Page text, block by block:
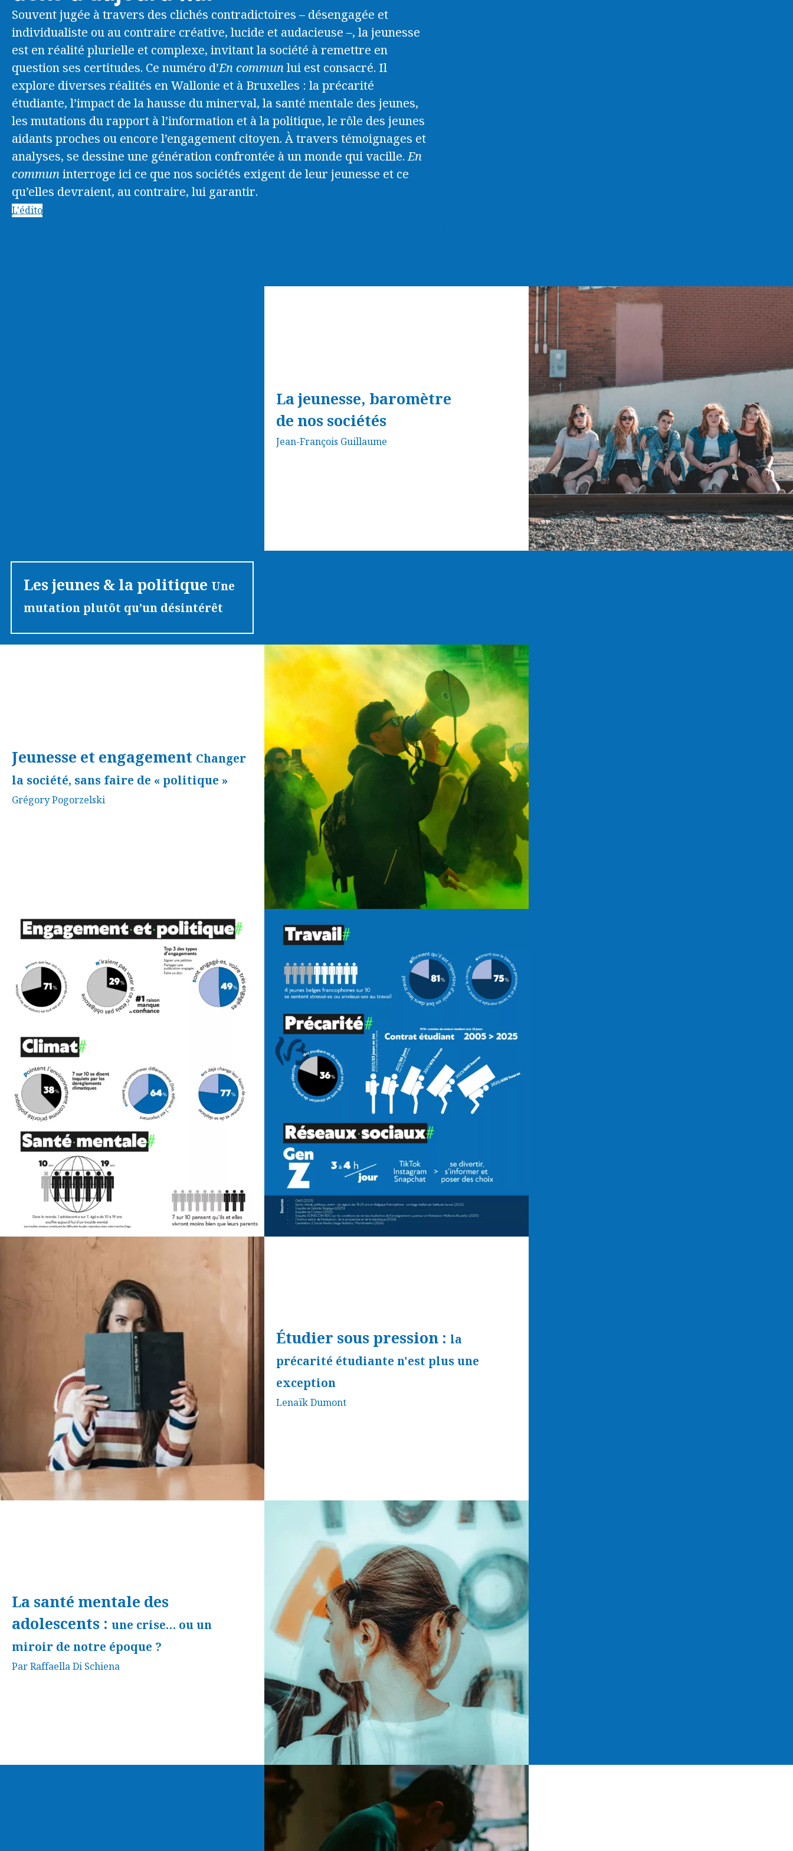
juillet > septembre 2026
Souvent jugée à travers des clichés contradictoires – désengagée et
individualiste ou au contraire créative, lucide et audacieuse –, la jeunesse
est en réalité plurielle et complexe, invitant la société à remettre en
question ses certitudes. Ce numéro d’En communlui est consacré. Il
explore diverses réalités en Wallonie et à Bruxelles : la précarité
étudiante, l’impact de la hausse du minerval, la santé mentale des jeunes,
les mutations du rapport à l’information et à la politique, le rôle des jeunes
aidants proches ou encore l’engagement citoyen. À travers témoignages et
analyses, se dessine une génération confrontée à un monde qui vacille.En
communinterroge ici ce que nos sociétés exigent de leur jeunesse et ce
qu’elles devraient, au contraire, lui garantir.
L'édito
La jeunesse, baromètre
de nos sociétés
Jean-François Guillaume
Les jeunes & la politique Une
mutation plutôt qu’un désintérêt
Jeunesse et engagement Changer
la société, sans faire de « politique »
Grégory Pogorzelski
Étudier sous pression : la
précarité étudiante n'est plus une
exception
Lenaïk Dumont
La santé mentale des
adolescents : une crise… ou un
miroir de notre époque ?
Par Raffaella Di Schiena